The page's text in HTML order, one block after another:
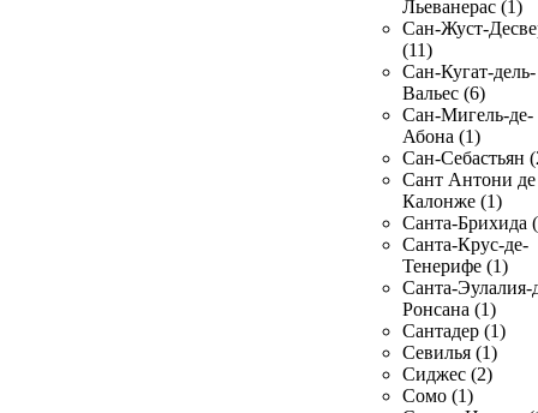
Льеванерас (1)
Сан-Жуст-
(11)
Сан-Кугат-дель-
Вальес (6)
Сан-Мигель-де-
Абона (1)
Сан-Себастьян
Сант Антони де
Калонже (1)
Санта-Брихида
Санта-Крус-де-
Тенерифе (1)
Санта-Эулалия-
Ронсана (1)
Сантадер (1)
Севилья (1)
Сиджес (2)
Сомо (1)